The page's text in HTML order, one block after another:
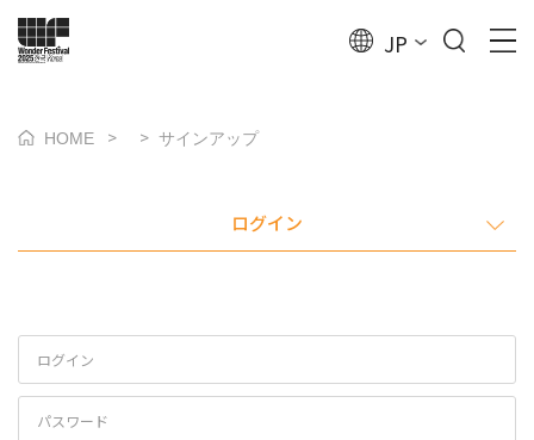
JP
HOME > > サインアップ
ログイン